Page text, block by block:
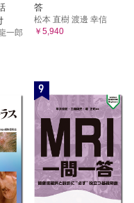
一郎
答
松本 直樹 渡邊 幸信
￥5,940
9